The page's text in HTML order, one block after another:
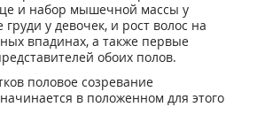
и набор мышечной массы у
у девочек, и рост волос на
впадинах, а также первые
обоих полов.
половое созревание
в положенном для этого